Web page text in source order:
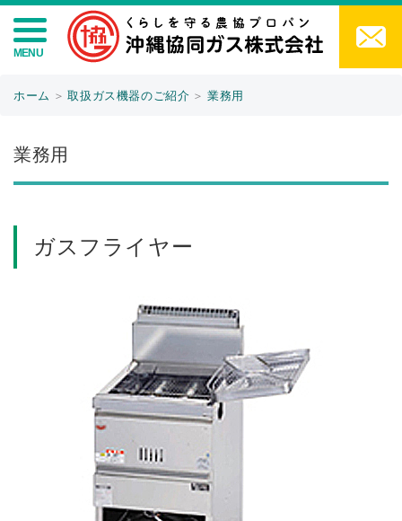
ホーム ＞ 取扱ガス機器のご紹介 ＞ 業務用
業務用
ガスフライヤー